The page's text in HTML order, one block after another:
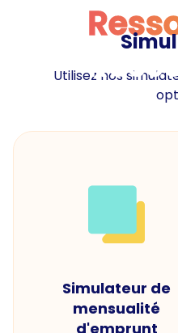
Utilisez nos
Simulateur de
mensualité
d'emprunt